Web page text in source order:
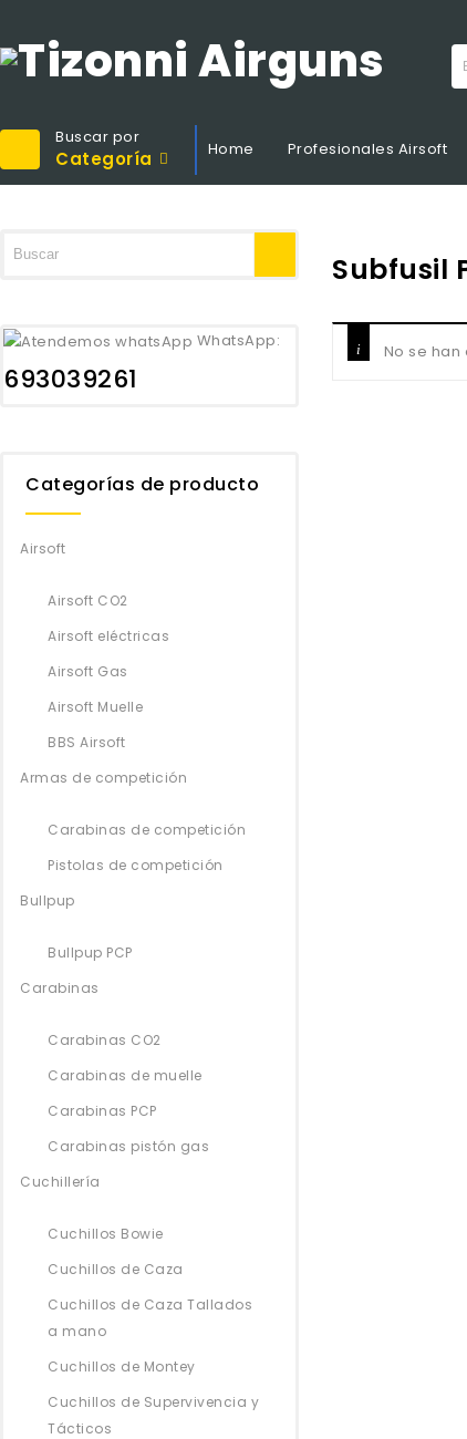
Buscar por
Categoría Home Profesionales Airsoft
Subfusil
No se
WhatsApp:
693039261
Categorías de producto
Airsoft
Airsoft CO2
Airsoft eléctricas
Airsoft Gas
Airsoft Muelle
BBS Airsoft
Armas de competición
Carabinas de competición
Pistolas de competición
Bullpup
Bullpup PCP
Carabinas
Carabinas CO2
Carabinas de muelle
Carabinas PCP
Carabinas pistón gas
Cuchillería
Cuchillos Bowie
Cuchillos de Caza
Cuchillos de Caza Tallados
a mano
Cuchillos de Montey
Cuchillos de Supervivencia y
Tácticos